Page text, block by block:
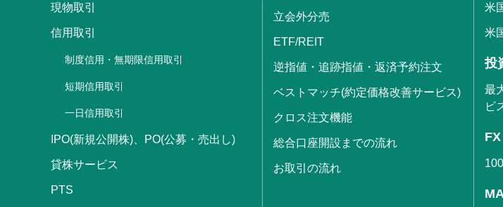
現物取引
信用取引
制度信用・無期限信用取引
短期信用取引
一日信用取引
IPO(新規公開株)、PO(公募・売出し)
貸株サービス
PTS
立会外分売
ETF/REIT
逆指値・追跡指値・返済予約注文
ベストマッチ(約定価格改善サービス)
クロス注文機能
総合口座開設までの流れ
お取引の流れ
米
米
投
最
ビ
FX